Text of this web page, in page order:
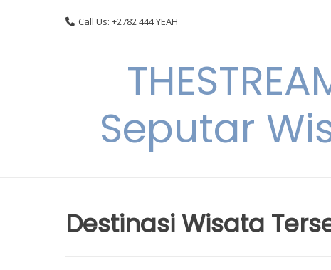
Call Us: +2782 444 YEAH
Seputar
Destinasi Wisata